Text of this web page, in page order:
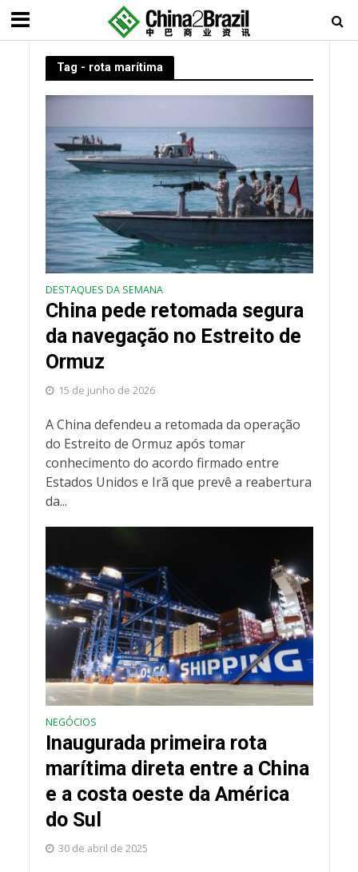
Tag - rota marítima
DESTAQUES DA SEMANA
China pede retomada segura
da navegação no Estreito de
Ormuz
15 de junho de 2026
A China defendeu a retomada da operação
do Estreito de Ormuz após tomar
conhecimento do acordo firmado entre
Estados Unidos e Irã que prevê a reabertura
da...
NEGÓCIOS
Inaugurada primeira rota
marítima direta entre a China
e a costa oeste da América
do Sul
30 de abril de 2025